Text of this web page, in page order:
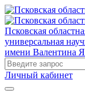
Псковская
универсальная
имени Валентина
Личный кабинет